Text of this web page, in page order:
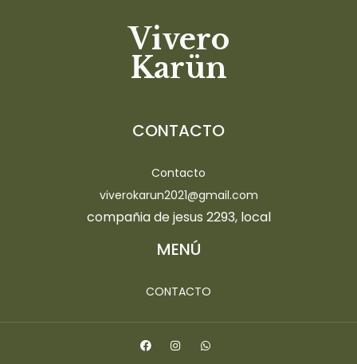
Vivero
Karün
CONTACTO
Contacto
viverokarun2021@gmail.com
compañia de jesus 2293, local
MENÚ
CONTACTO